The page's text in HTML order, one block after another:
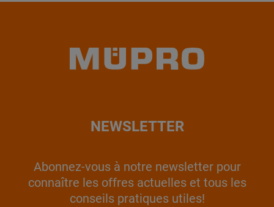
NEWSLETTER
Abonnez-vous à notre newsletter pour
connaître les offres actuelles et tous les
conseils pratiques utiles!